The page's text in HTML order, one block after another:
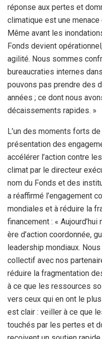
réponse aux pertes et
climatique est une
Même avant les
Fonds devient
agilité. Nous sommes
bureaucraties internes
pouvons pas prendre des
années ; ce dont nous
décaissements rapides. »
L’un des moments forts
présentation des
accélérer l’action contre
climat par le directeur
nom du Fonds et des
a réaffirmé l’engagement
mondiales et à réduire la
financement : «
ère d’action coordonnée,
leadership mondiaux.
collectif avec nos
réduire la fragmentation
à ce que les ressources
vers ceux qui en ont le
est clair : veiller à ce que
touchés par les pertes et